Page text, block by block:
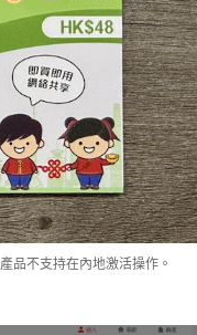
品不支持在內地激活操作。